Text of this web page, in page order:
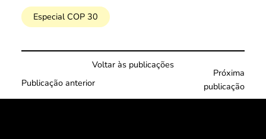
Especial COP 30
Voltar às publicações
Publicação anterior
Próxima
publicação